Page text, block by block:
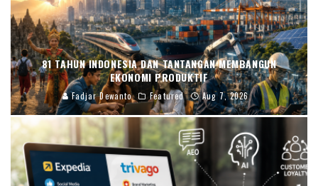
81 TAHUN INDONESIA DAN TANTANGAN MEMBANGUN
EKONOMI PRODUKTIF
Fadjar Dewanto Featured Aug 7, 2026